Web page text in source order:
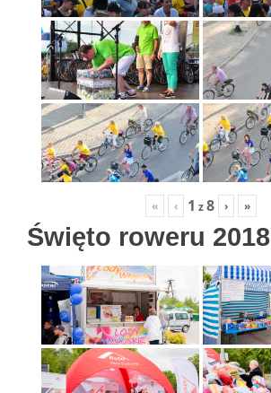
« ‹ 1 z8 › »
Święto roweru 2018